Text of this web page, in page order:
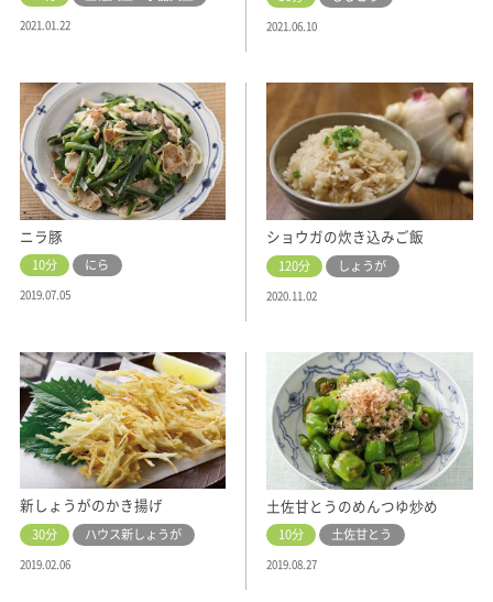
2021.01.22 2021.06.10
ニラ豚
10分 にら
2019.07.05
ショウガの炊き込みご飯
120分 しょうが
2020.11.02
新しょうがのかき揚げ
30分 ハウス新しょうが
2019.02.06
土佐甘とうのめんつゆ炒め
10分 土佐甘とう
2019.08.27